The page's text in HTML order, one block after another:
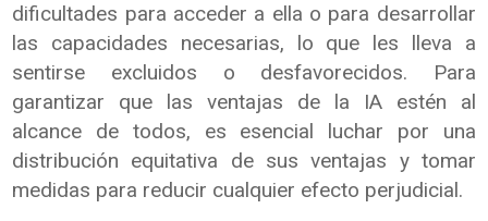
dificultades para acceder a ella o para desarrollar
las capacidades necesarias, lo que les lleva a
sentirse excluidos o desfavorecidos. Para
garantizar que las ventajas de la IA estén al
alcance de todos, es esencial luchar por una
distribución equitativa de sus ventajas y tomar
medidas para reducir cualquier efecto perjudicial.